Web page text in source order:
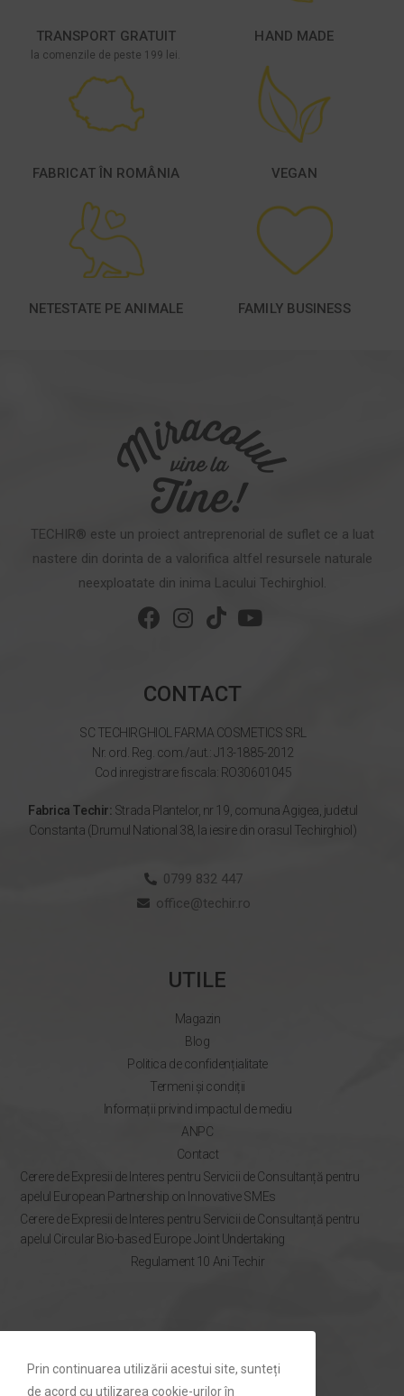
TRANSPORT GRATUIT
la comenzile de peste 199 lei.
HAND MADE
FABRICAT ÎN ROMÂNIA VEGAN
NETESTATE PE ANIMALE FAMILY BUSINESS
TECHIR® este un proiect antreprenorial de suflet ce a luat
nastere din dorinta de a valorifica altfel resursele naturale
neexploatate din inima Lacului Techirghiol.
CONTACT
SC TECHIRGHIOL FARMA COSMETICS SRL
Nr. ord. Reg. com./aut.: J13-1885-2012
Cod inregistrare fiscala: RO30601045
Fabrica Techir: Strada Plantelor, nr 19, comuna Agigea, judetul
Constanta (Drumul National 38, la iesire din orasul Techirghiol)
0799 832 447
office@techir.ro
UTILE
Magazin
Blog
Politica de confidențialitate
Termeni și condiții
Informații privind impactul de mediu
ANPC
Contact
Cerere de Expresii de Interes pentru Servicii de Consultanță pentru
apelul European Partnership on Innovative SMEs
Cerere de Expresii de Interes pentru Servicii de Consultanță pentru
apelul Circular Bio-based Europe Joint Undertaking
Regulament 10 Ani Techir
Rămâi la curent cu ofertele Techir.ro
Prin continuarea utilizării acestui site, sunteți
de acord cu utilizarea cookie-urilor în